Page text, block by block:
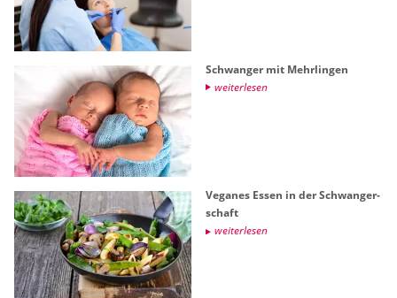
Schwan­ger mit Mehr­lin­gen
wei­ter­le­sen
Ve­ga­nes Essen in der Schwan­ger­
schaft
wei­ter­le­sen